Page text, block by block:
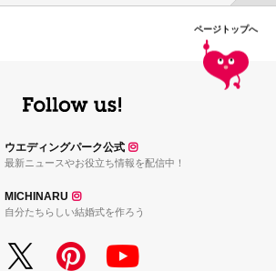
ページトップへ
ウエディングパーク公式
最新ニュースやお役立ち情報を配信中！
MICHINARU
自分たちらしい結婚式を作ろう